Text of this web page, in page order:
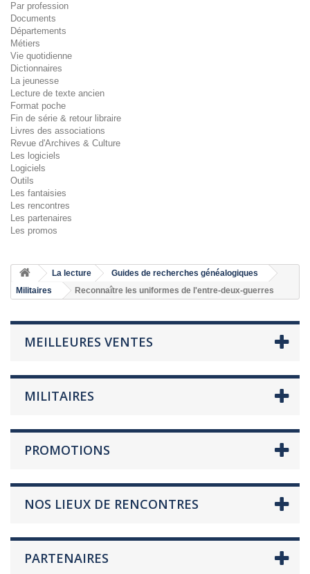
Par profession
Documents
Départements
Métiers
Vie quotidienne
Dictionnaires
La jeunesse
Lecture de texte ancien
Format poche
Fin de série & retour libraire
Livres des associations
Revue d'Archives & Culture
Les logiciels
Logiciels
Outils
Les fantaisies
Les rencontres
Les partenaires
Les promos
La lecture
Guides de recherches généalogiques
Militaires
Reconnaître les uniformes de l'entre-deux-guerres
MEILLEURES VENTES
MILITAIRES
PROMOTIONS
NOS LIEUX DE RENCONTRES
PARTENAIRES